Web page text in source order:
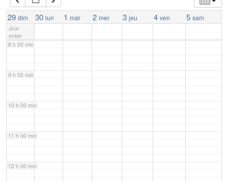
29 dim 30 lun 1 mar 2 mer 3 jeu 4 ven 5 sam
Jour
entier
7 h 00 min
8 h 00 min
9 h 00 min
10 h 00 min
11 h 00 min
12 h 00 min